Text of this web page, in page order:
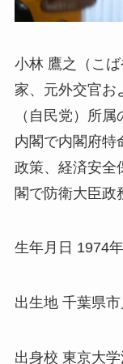
小林 鷹之（こ
家、元外交官お
（自民党）所
内閣で内閣府特
政策、経済安全
閣で防衛大臣政
生年月日 1974
出生地 千葉県
出身校 東京大